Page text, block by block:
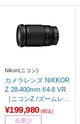
Nikon(ニコン)
カメラレンズ NIKKOR
Z 28-400mm f/4-8 VR
［ニコンZ /ズームレン
ズ］
¥199,980 (税込)
在庫少